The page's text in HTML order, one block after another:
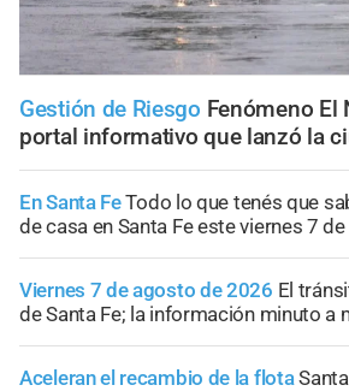
Gestión de Riesgo Fenómeno El
portal informativo que lanzó la
En Santa FeTodo lo que tenés que
de casa en Santa Fe este viernes 7
Viernes 7 de agosto de 2026 El
de Santa Fe; la información minuto a
Aceleran el recambio de la flota